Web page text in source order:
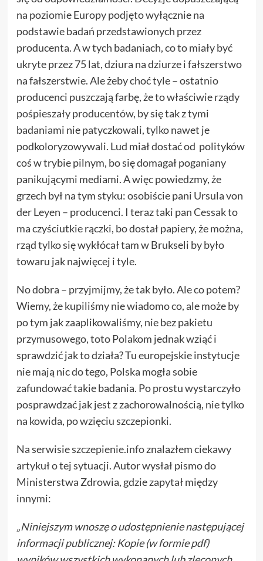
na poziomie Europy podjęto wyłącznie na
podstawie badań przedstawionych przez
producenta. A w tych badaniach, co to miały być
ukryte przez 75 lat, dziura na dziurze i fałszerstwo
na fałszerstwie. Ale żeby choć tyle – ostatnio
producenci puszczają farbę, że to właściwierządy
pośpieszały producentów, by się tak z tymi
badaniami nie patyczkowali, tylko nawet je
podkoloryzowywali. Lud miał dostać od polityków
coś w trybie pilnym, bo się domagał poganiany
panikującymi mediami. A więc powiedzmy, że
grzech był na tym styku: osobiście pani Ursula von
der Leyen – producenci. I teraz taki pan Cessak to
ma czyściutkie rączki, bo dostał papiery, że można,
rząd tylko się wykłócał tam w Brukseli by było
towaru jak najwięcej i tyle.
No dobra – przyjmijmy, że tak było. Ale co potem?
Wiemy, że kupiliśmy nie wiadomo co, ale może by
po tym jak zaaplikowaliśmy, nie bez pakietu
przymusowego, toto Polakom jednak wziąć i
sprawdzić jak to działa? Tu europejskie instytucje
nie mają nic do tego, Polska mogła sobie
zafundować takie badania. Po prostu wystarczyło
posprawdzać jak jest z zachorowalnością, nie tylko
na kowida, po wzięciu szczepionki.
Na serwisieszczepienie.infoznalazłem ciekawy
artykuł o tej sytuacji. Autor wysłał pismo do
Ministerstwa Zdrowia, gdzie zapytał między
innymi:
„Niniejszym wnoszę o udostępnienie następującej
informacji publicznej:Kopie (w formie pdf)